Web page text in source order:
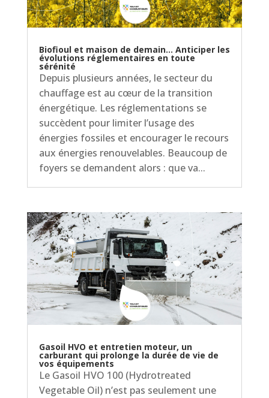
Biofioul et maison de demain… Anticiper les
évolutions réglementaires en toute
sérénité
Depuis plusieurs années, le secteur du
chauffage est au cœur de la transition
énergétique. Les réglementations se
succèdent pour limiter l’usage des
énergies fossiles et encourager le recours
aux énergies renouvelables. Beaucoup de
foyers se demandent alors : que va...
Gasoil HVO et entretien moteur, un
carburant qui prolonge la durée de vie de
vos équipements
Le Gasoil HVO 100 (Hydrotreated
Vegetable Oil) n’est pas seulement une